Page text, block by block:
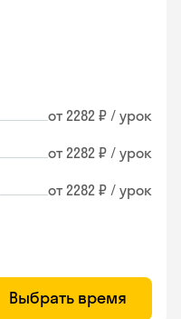
от 2282 ₽ / урок
от 2282 ₽ / урок
от 2282 ₽ / урок
Выбрать время